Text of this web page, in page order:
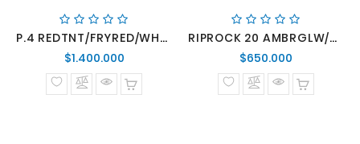
P.4 REDTNT/FRYRED/WHT 27.5
$1.400.000Precio
normal
RIPROCK 20 AMBRGLW/REDWD 20
$650.000
normal